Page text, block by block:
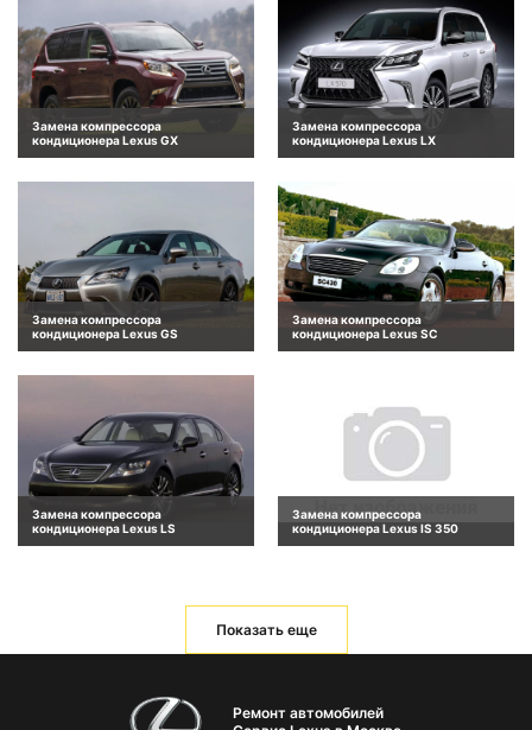
Замена компрессора
кондиционера Lexus GX
Замена компрессора
кондиционера Lexus LX
Замена компрессора
кондиционера Lexus GS
Замена компрессора
кондиционера Lexus SC
Замена компрессора
кондиционера Lexus LS
Замена компрессора
кондиционера Lexus IS 350
Показать еще
Ремонт автомобилей